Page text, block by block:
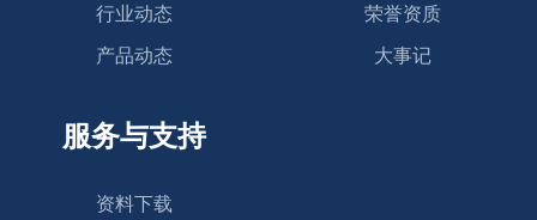
行业动态
产品动态
荣誉资质
大事记
服务与支持
资料下载